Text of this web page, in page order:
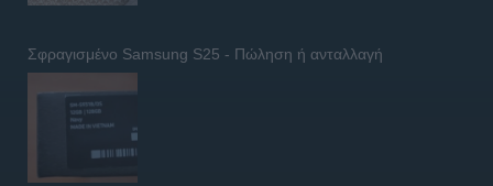
Σφραγισμένο Samsung S25 - Πώληση ή ανταλλαγή